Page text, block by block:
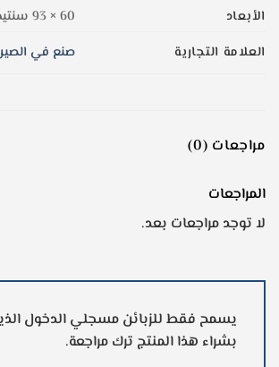
الأبعاد
60 × 93 سنتيميتر
العلامة التجارية
صنع في
مراجعات (0)
المراجعات
لا توجد مراجعات بعد.
يسمح فقط للزبائن مسجلي الدخول
بشراء هذا المنتج ترك مراجعة.